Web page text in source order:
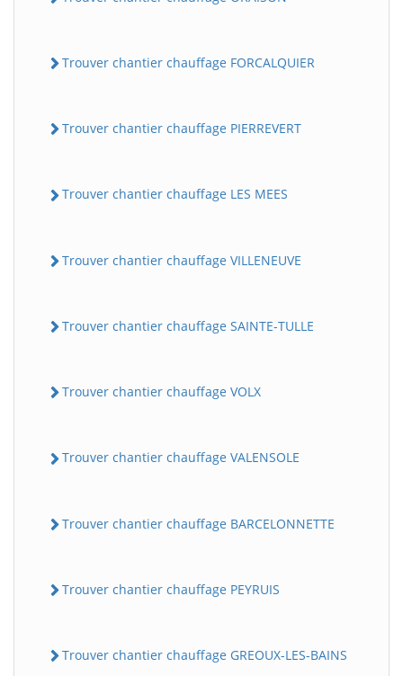
Trouver chantier chauffage FORCALQUIER
Trouver chantier chauffage PIERREVERT
Trouver chantier chauffage LES MEES
Trouver chantier chauffage VILLENEUVE
Trouver chantier chauffage SAINTE-TULLE
Trouver chantier chauffage VOLX
Trouver chantier chauffage VALENSOLE
Trouver chantier chauffage BARCELONNETTE
Trouver chantier chauffage PEYRUIS
Trouver chantier chauffage GREOUX-LES-BAINS